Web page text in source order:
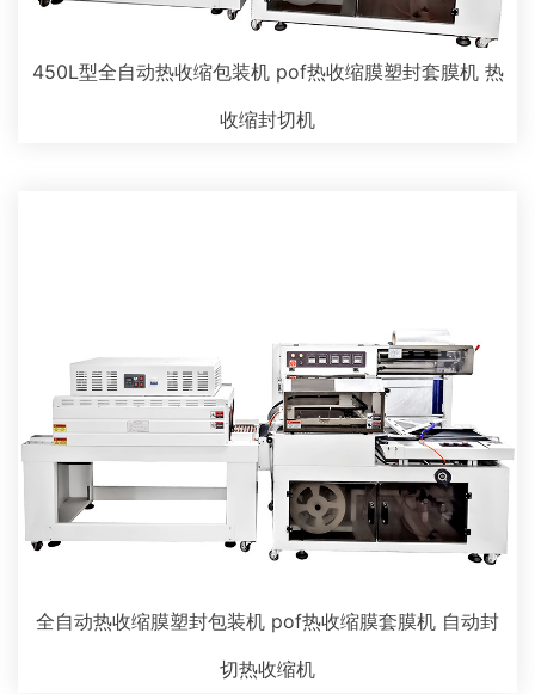
450L型全自动热收缩包装机 pof热收缩膜塑封套膜机 热
收缩封切机
全自动热收缩膜塑封包装机 pof热收缩膜套膜机 自动封
切热收缩机